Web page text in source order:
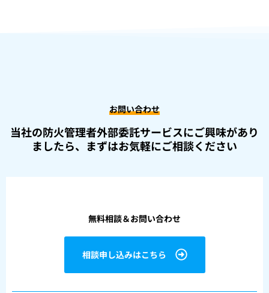
お問い合わせ
当社の防火管理者外部委託サービスにご興味があり
ましたら、 まずはお気軽にご相談ください
無料相談＆お問い合わせ
相談申し込みはこちら